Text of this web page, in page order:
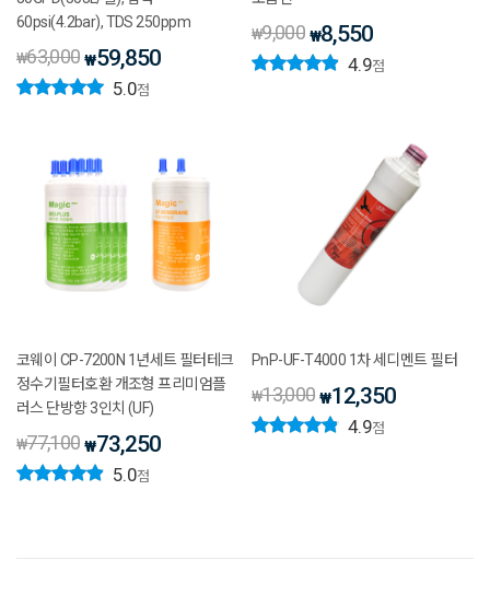
60psi(4.2bar), TDS 250ppm
₩63,000 ₩59,850
5.0점
₩9,000 ₩8,550
4.9점
코웨이 CP-7200N 1년세트 필터테크
정수기필터호환 개조형 프리미엄플
러스 단방향 3인치 (UF)
₩77,100 ₩73,250
5.0점
PnP-UF-T4000 1차 세디멘트 필터
₩13,000 ₩12,350
4.9점